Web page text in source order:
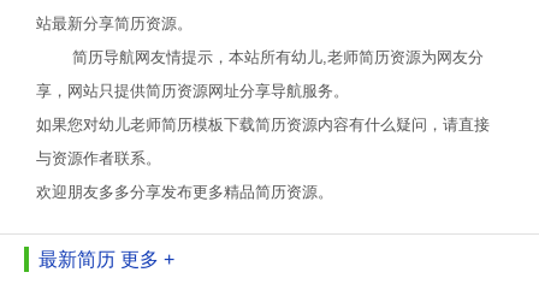
站最新分享简历资源。
简历导航网友情提示，本站所有幼儿,老师简历资源为网友分
享，网站只提供简历资源网址分享导航服务。
如果您对幼儿老师简历模板下载简历资源内容有什么疑问，请直接
与资源作者联系。
欢迎朋友多多分享发布更多精品简历资源。
最新简历 更多 +